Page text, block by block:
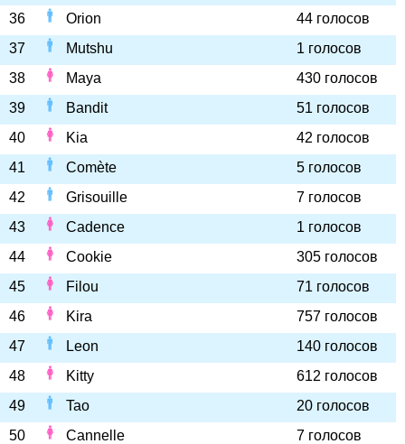
36
Orion
44 голосов
37
Mutshu
1 голосов
38
Maya
430 голосов
39
Bandit
51 голосов
40
Kia
42 голосов
41
Comète
5 голосов
42
Grisouille
7 голосов
43
Cadence
1 голосов
44
Cookie
305 голосов
45
Filou
71 голосов
46
Kira
757 голосов
47
Leon
140 голосов
48
Kitty
612 голосов
49
Tao
20 голосов
50
Cannelle
7 голосов